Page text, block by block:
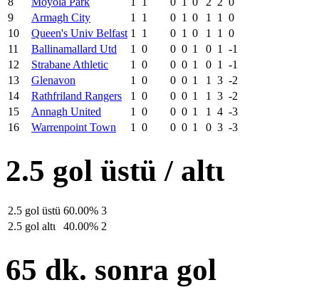
9
Armagh City 1 1 0 1 0 1 1
0
10
Queen's Univ Belfast 1 1 0 1 0 1 1
0
11
Ballinamallard Utd 1 0 0 0 1 0 1
-1
12
Strabane Athletic 1 0 0 0 1 0 1
-1
13
Glenavon 1 0 0 0 1 1 3 -2
14
Rathfriland Rangers 1 0 0 0 1 1 3 -2
15
Annagh United 1 0 0 0 1 1 4 -3
16
Warrenpoint Town 1 0 0 0 1 0 3 -3
2.5 gol üstü / altι
2.5 gol üstü 60.00% 3
2.5 gol altι
40.00% 2
65 dk. sonra gol